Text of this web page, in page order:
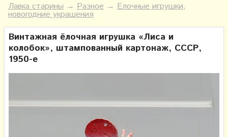
Лавка старины → Разное → Елочные игрушки,
новогодние украшения
Винтажная ёлочная игрушка «Лиса и
колобок», штампованный картонаж, СССР,
1950-е